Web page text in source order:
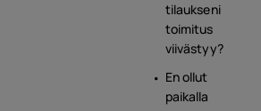
tilaukseni
toimitus
viivästyy?
En ollut
paikalla